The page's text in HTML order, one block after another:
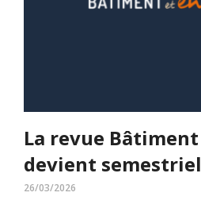
La revue
devient
26/03/2026